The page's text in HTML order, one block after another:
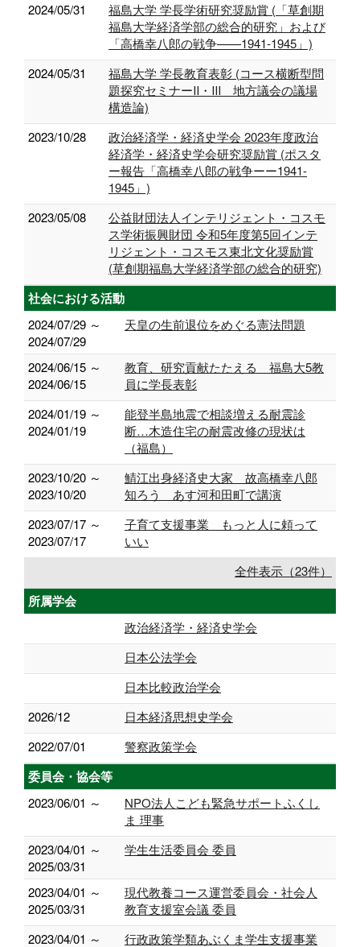
2024/05/31
福島大学 学長学術研究奨励賞 (「草創期
福島大学経済学部の総合的研究」および
「高橋幸八郎の戦争——1941-1945」)
2024/05/31
福島大学 学長教育表彰 (コース横断型問
題探究セミナーⅡ・Ⅲ 地方議会の議場
構造論)
2023/10/28
政治経済学・経済史学会 2023年度政治
経済学・経済史学会研究奨励賞 (ポスタ
ー報告「高橋幸八郎の戦争ーー1941-
1945」)
2023/05/08
公益財団法人インテリジェント・コスモ
ス学術振興財団 令和5年度第5回インテ
リジェント・コスモス東北文化奨励賞
(草創期福島大学経済学部の総合的研究)
社会における活動
2024/07/29 ～
2024/07/29
天皇の生前退位をめぐる憲法問題
2024/06/15 ～
2024/06/15
教育、研究貢献たたえる 福島大5教
員に学長表彰
2024/01/19 ～
2024/01/19
能登半島地震で相談増える耐震診
断…木造住宅の耐震改修の現状は
（福島）
2023/10/20 ～
2023/10/20
鯖江出身経済史大家 故高橋幸八郎
知ろう あす河和田町で講演
2023/07/17 ～
2023/07/17
子育て支援事業 もっと人に頼って
いい
全件表示（23件）
所属学会
政治経済学・経済史学会
日本公法学会
日本比較政治学会
2026/12
日本経済思想史学会
2022/07/01
警察政策学会
委員会・協会等
2023/06/01 ～
NPO法人こども緊急サポートふくし
ま 理事
2023/04/01 ～
2025/03/31
学生生活委員会 委員
2023/04/01 ～
2025/03/31
現代教養コース運営委員会・社会人
教育支援室会議 委員
2023/04/01 ～
行政政策学類あぶくま学生支援事業